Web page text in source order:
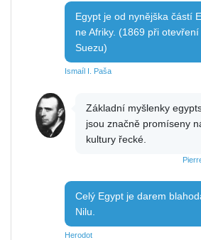
Egypt je od nynějška částí
ne Afriky. (1869 při otevření
Suezu)
Ismaíl I. Paša
Základní myšlenky
jsou značně promíseny
kultury řecké.
Celý Egypt je darem
Nilu.
Herodot